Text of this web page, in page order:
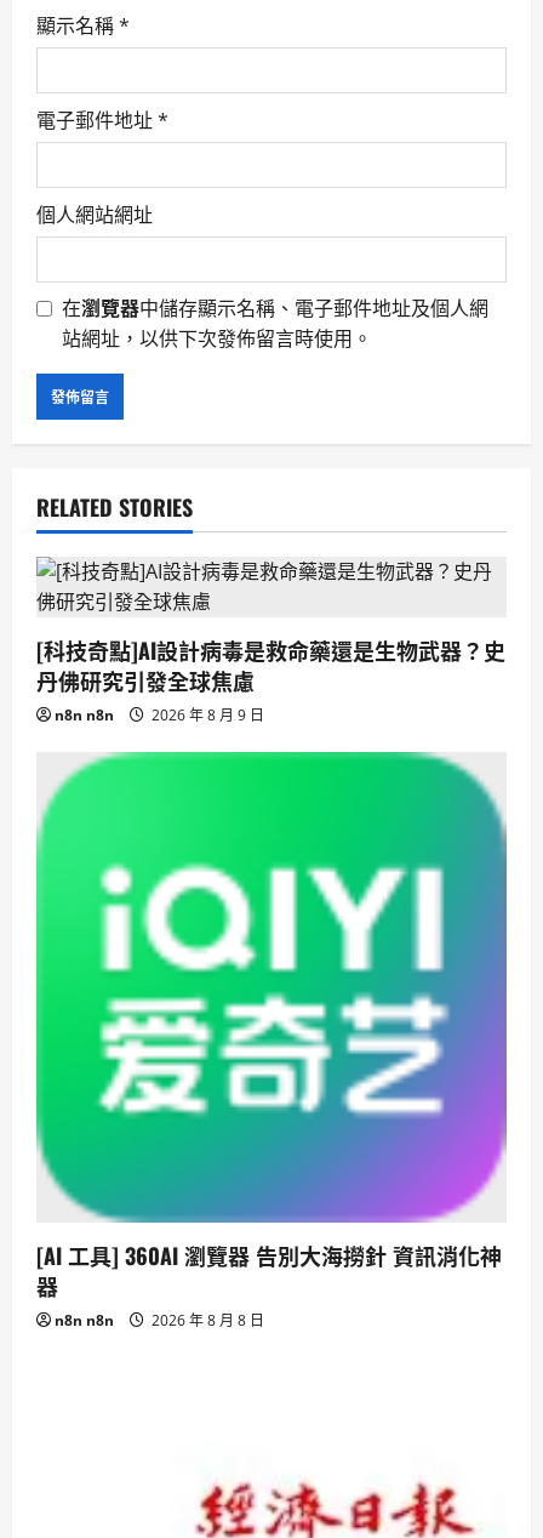
顯示名稱*
電子郵件地址*
個人網站網址
在瀏覽器中儲存顯示名稱、電子郵件地址及個人網
站網址，以供下次發佈留言時使用。
RELATED STORIES
[科技奇點]AI設計病毒是救命藥還是生物武器？史
丹佛研究引發全球焦慮
n8n n8n 2026 年 8 月 9 日
[AI 工具] 360AI 瀏覽器 告別大海撈針 資訊消化神
器
n8n n8n 2026 年 8 月 8 日